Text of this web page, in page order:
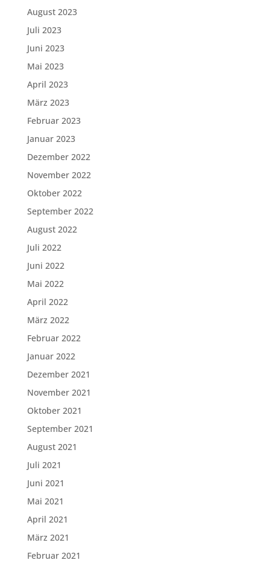
August 2023
Juli 2023
Juni 2023
Mai 2023
April 2023
März 2023
Februar 2023
Januar 2023
Dezember 2022
November 2022
Oktober 2022
September 2022
August 2022
Juli 2022
Juni 2022
Mai 2022
April 2022
März 2022
Februar 2022
Januar 2022
Dezember 2021
November 2021
Oktober 2021
September 2021
August 2021
Juli 2021
Juni 2021
Mai 2021
April 2021
März 2021
Februar 2021